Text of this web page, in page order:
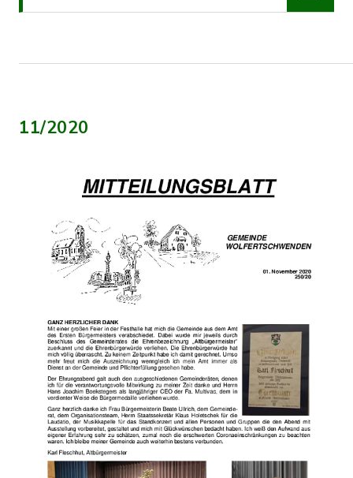
11/2020